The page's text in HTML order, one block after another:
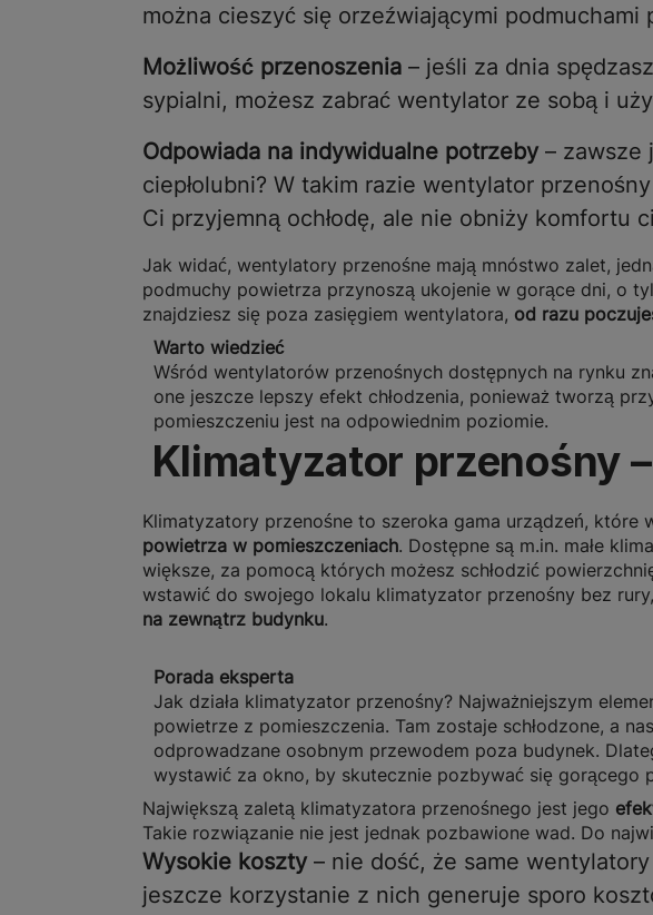
można cieszyć się orzeźwiającymi
Możliwość przenoszenia – jeśli za dnia
sypialni, możesz zabrać wentylator ze sobą i
Odpowiada na indywidualne potrzeby– zawsze
ciepłolubni? W takim razie wentylator
Ci przyjemną ochłodę, ale nie obniży komfortu
Jak widać, wentylatory przenośne mają mnóstwo zalet,
podmuchy powietrza przynoszą ukojenie w gorące dni, o
znajdziesz się poza zasięgiem wentylatora, od razu
Warto wiedzieć
Wśród wentylatorów przenośnych dostępnych na rynku
one jeszcze lepszy efekt chłodzenia, ponieważ tworzą
pomieszczeniu jest na odpowiednim poziomie.
Klimatyzator przenośny
Klimatyzatory przenośne to szeroka gama urządzeń,
powietrza w pomieszczeniach. Dostępne są m.in. małe
większe, za pomocą których możesz schłodzić
wstawić do swojego lokalu klimatyzator przenośny bez
na zewnątrz budynku.
Porada eksperta
Jak działa klimatyzator przenośny? Najważniejszym
powietrze z pomieszczenia. Tam zostaje schłodzone, a
odprowadzane osobnym przewodem poza budynek.
wystawić za okno, by skutecznie pozbywać się gorącego
Największą zaletą klimatyzatora przenośnego jest jego
Takie rozwiązanie nie jest jednak pozbawione wad. Do
Wysokie koszty– nie dość, że same
jeszcze korzystanie z nich generuje sporo